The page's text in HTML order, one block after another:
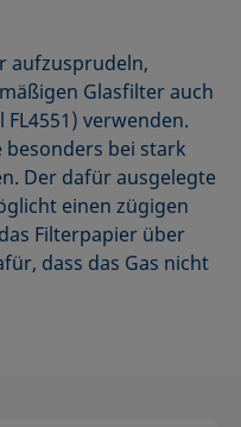
aufzusprudeln,
Glasfilter auch
verwenden.
besonders bei stark
Der dafür ausgelegte
einen zügigen
Filterpapier über
dass das Gas nicht